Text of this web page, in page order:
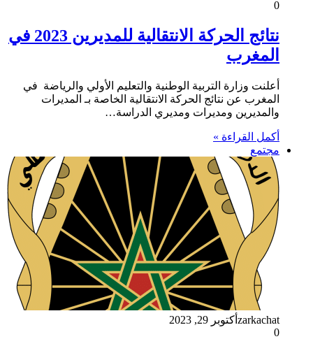
0
نتائج الحركة الانتقالية للمديرين 2023 في
المغرب
أعلنت وزارة التربية الوطنية والتعليم الأولي والرياضة في
المغرب عن نتائج الحركة الانتقالية الخاصة بـ المديرات
والمديرين ومديرات ومديري الدراسة…
أكمل القراءة »
مجتمع
zarkachat أكتوبر 29, 2023
0